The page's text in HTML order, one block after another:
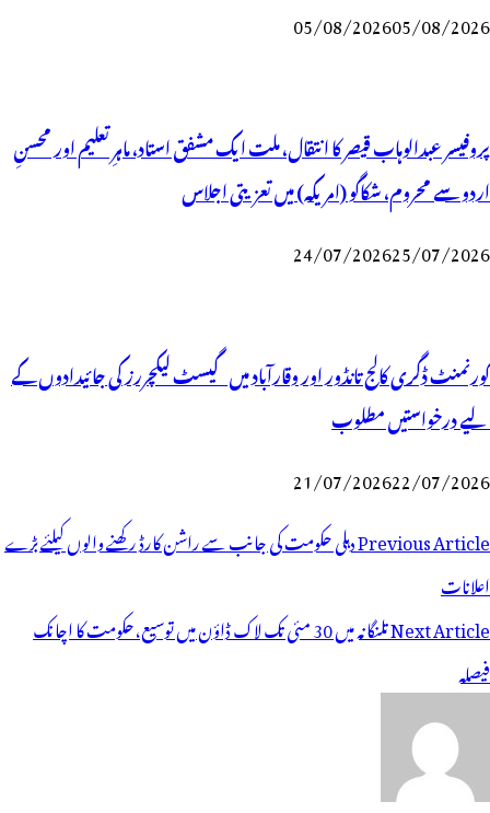
05/08/202605/08/2026
پروفیسر عبدالوہاب قیصر کا انتقال، ملت ایک مشفق استاد، ماہرِتعلیم اور محسنِ
اردو سے محروم، شکاگو (امریکہ) میں تعزیتی اجلاس
24/07/202625/07/2026
گورنمنٹ ڈگری کالج تانڈور اور وقارآباد میں گیسٹ لیکچررز کی جائیدادوں کے
لیے درخواستیں مطلوب
21/07/202622/07/2026
پوسٹوں
کی
نیویگیشن
Previous Articleدہلی حکومت کی جانب سے راشن کارڈ رکھنے والوں کیلئے بڑے
اعلانات
Next Article
تلنگانہ میں 30 مئی تک لاک ڈاؤن میں توسیع،حکومت کا اچانک
فیصلہ